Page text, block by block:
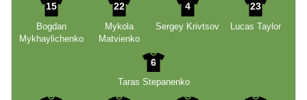
15
Bogdan
Mykhaylichenko
22
Mykola
Matvienko
4
Sergey Krivtsov
23
Lucas Taylor
6
Taras Stepanenko